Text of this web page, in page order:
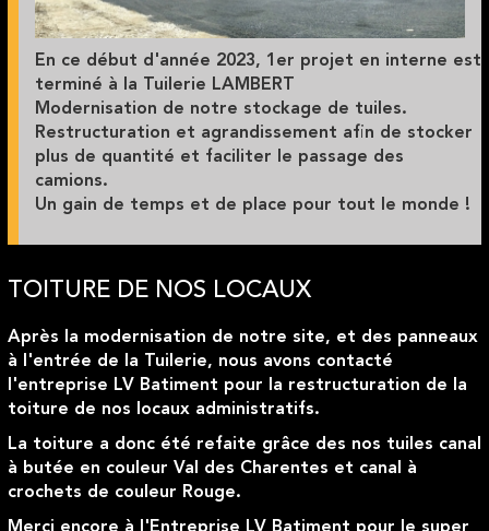
En ce début d'année 2023, 1er projet en interne est
terminé à la Tuilerie LAMBERT
Modernisation de notre stockage de tuiles.
Restructuration et agrandissement afin de stocker
plus de quantité et faciliter le passage des
camions.
Un gain de temps et de place pour tout le monde !
TOITURE DE NOS LOCAUX
Après la modernisation de notre site, et des panneaux
à l'entrée de la Tuilerie, nous avons contacté
l'entreprise LV Batiment pour la restructuration de la
toiture de nos locaux administratifs.
La toiture a donc été refaite grâce des nos tuiles canal
à butée en couleur Val des Charentes et canal à
crochets de couleur Rouge.
Merci encore à l'Entreprise LV Batiment pour le super